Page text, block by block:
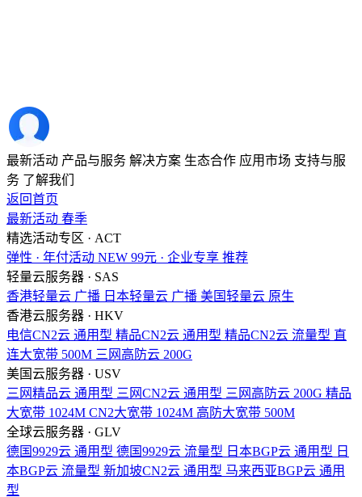
最新活动 产品与服务 解决方案 生态合作 应用市场 支持与服
务 了解我们
返回首页
最新活动 春季
精选活动专区 · ACT
弹性 · 年付活动 NEW 99元 · 企业专享 推荐
轻量云服务器 · SAS
香港轻量云 广播 日本轻量云 广播 美国轻量云 原生
香港云服务器 · HKV
电信CN2云 通用型 精品CN2云 通用型 精品CN2云 流量型 直
连大宽带 500M 三网高防云 200G
美国云服务器 · USV
三网精品云 通用型 三网CN2云 通用型 三网高防云 200G 精品
大宽带 1024M CN2大宽带 1024M 高防大宽带 500M
全球云服务器 · GLV
德国9929云 通用型 德国9929云 流量型 日本BGP云 通用型 日
本BGP云 流量型 新加坡CN2云 通用型 马来西亚BGP云 通用
型